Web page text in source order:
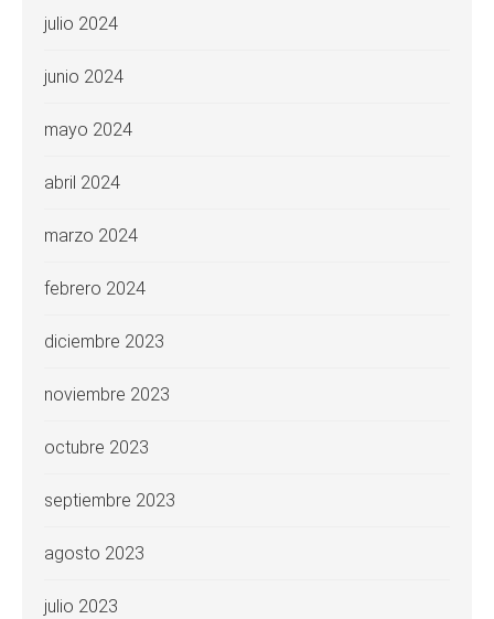
julio 2024
junio 2024
mayo 2024
abril 2024
marzo 2024
febrero 2024
diciembre 2023
noviembre 2023
octubre 2023
septiembre 2023
agosto 2023
julio 2023